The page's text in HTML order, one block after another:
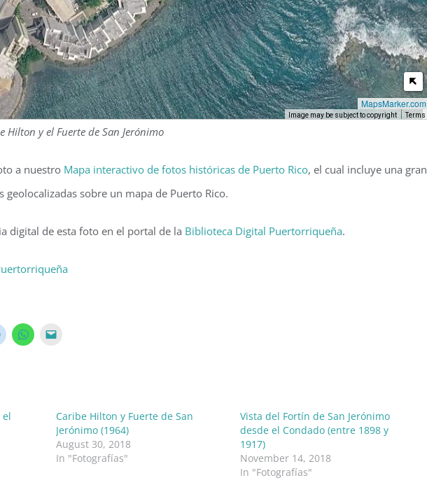
MapsMarker.com
Image may be subject to copyright Terms
Hilton y el Fuerte de San Jerónimo
a nuestro Mapa interactivo de fotos históricas de Puerto Rico, el cual incluye una gran
sobre un mapa de Puerto Rico.
digital de esta foto en el portal de la Biblioteca Digital Puertorriqueña.
el
Caribe Hilton y Fuerte de San
Jerónimo (1964)
August 30, 2018
In "Fotografías"
Vista del Fortín de San Jerónimo
desde el Condado (entre 1898 y
1917)
November 14, 2018
In "Fotografías"